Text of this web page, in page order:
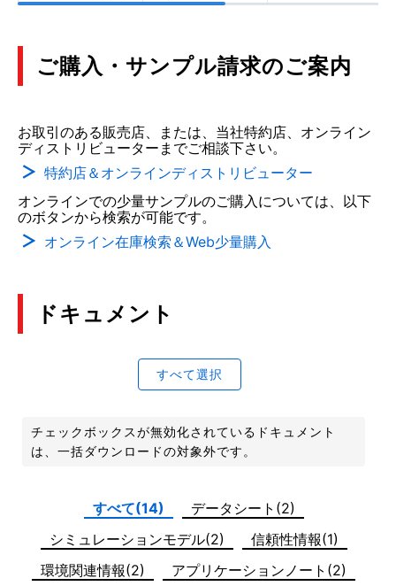
ご購入・サンプル請求のご案内
お取引のある販売店、または、当社特約店、オンライン
ディストリビューターまでご相談下さい。
特約店＆オンラインディストリビューター
オンラインでの少量サンプルのご購入については、以下
のボタンから検索が可能です。
オンライン在庫検索＆Web少量購入
ドキュメント
すべて選択
チェックボックスが無効化されているドキュメント
は、一括ダウンロードの対象外です。
すべて(14)
データシート(2)
シミュレーションモデル(2)
信頼性情報(1)
環境関連情報(2)
アプリケーションノート(2)